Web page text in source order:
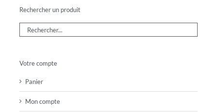
Rechercher un produit
Votre compte
Panier
Mon compte